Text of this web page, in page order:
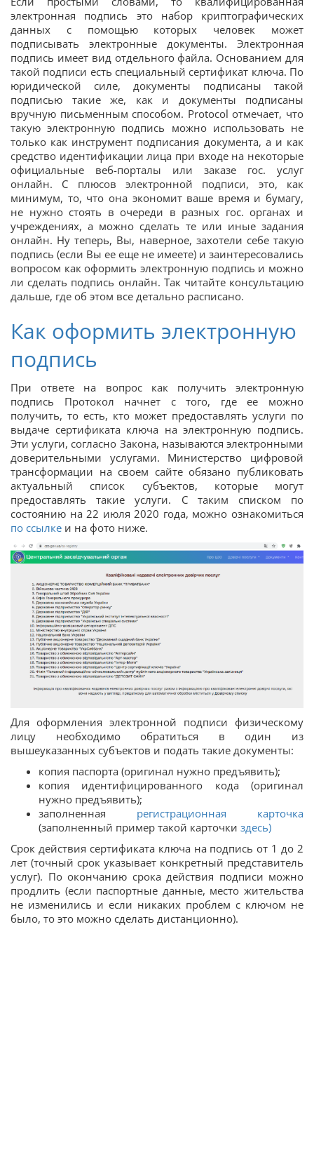
электронная подпись это набор криптографических
данных с помощью которых человек может
подписывать электронные документы. Электронная
подпись имеет вид отдельного файла. Основанием для
такой подписи есть специальный сертификат ключа. По
юридической силе, документы подписаны такой
подписью такие же, как и документы подписаны
вручную письменным способом. Protocol отмечает, что
такую электронную подпись можно использовать не
только как инструмент подписания документа, а и как
средство идентификации лица при входе на некоторые
официальные веб-порталы или заказе гос. услуг
онлайн. С плюсов электронной подписи, это, как
минимум, то, что она экономит ваше время и бумагу,
не нужно стоять в очереди в разных гос. органах и
учреждениях, а можно сделать те или иные задания
онлайн. Ну теперь, Вы, наверное, захотели себе такую
подпись (если Вы ее еще не имеете) и заинтересовались
вопросом как оформить электронную подпись и можно
ли сделать подпись онлайн. Так читайте консультацию
дальше, где об этом все детально расписано.
Как оформить электронную
подпись
При ответе на вопрос как получить электронную
подпись Протокол начнет с того, где ее можно
получить, то есть, кто может предоставлять услуги по
выдаче сертификата ключа на электронную подпись.
Эти услуги, согласно Закона, называются электронными
доверительными услугами. Министерство цифровой
трансформации на своем сайте обязано публиковать
актуальный список субъектов, которые могут
предоставлять такие услуги. С таким списком по
состоянию на 22 июля 2020 года, можно ознакомиться
по ссылке и на фото ниже.
Для оформления электронной подписи физическому
лицу необходимо обратиться в один из
вышеуказанных субъектов и подать такие документы:
копия паспорта (оригинал нужно предъявить);
копия идентифицированного кода (оригинал
нужно предъявить);
заполненная регистрационная карточка
(заполненный пример такой карточки здесь)
Срок действия сертификата ключа на подпись от 1 до 2
лет (точный срок указывает конкретный представитель
услуг). По окончанию срока действия подписи можно
продлить (если паспортные данные, место жительства
не изменились и если никаких проблем с ключом не
было, то это можно сделать дистанционно).